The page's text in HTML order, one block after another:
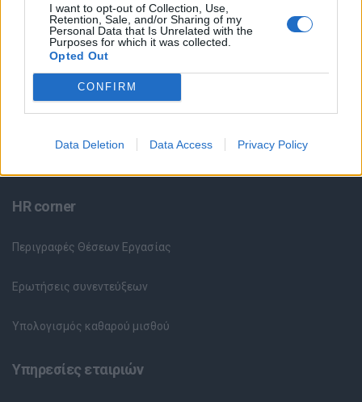
I want to opt-out of Collection, Use,
Retention, Sale, and/or Sharing of my
Personal Data that Is Unrelated with the
Purposes for which it was collected.
Opted Out
CONFIRM
Data Deletion Data Access Privacy Policy
Κέντρο Βοήθειας
Υπηρεσίες υποψηφίων
HR corner
Περιγραφές Θέσεων Εργασίας
Ερωτήσεις συνεντεύξεων
Υπολογισμός καθαρού μισθού
Υπηρεσίες εταιριών